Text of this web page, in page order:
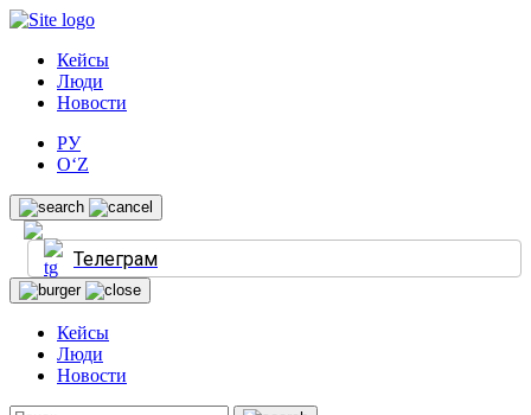
Кейсы
Люди
Новости
РУ
O‘Z
Телеграм
Кейсы
Люди
Новости